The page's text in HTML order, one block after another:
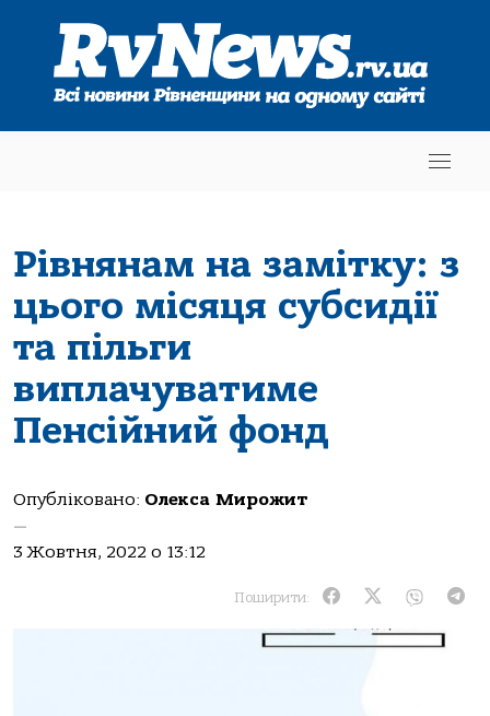
Рівнянам на замітку: з
цього місяця субсидії
та пільги
виплачуватиме
Пенсійний фонд
Опубліковано: Олекса Мирожит
—
3 Жовтня, 2022 о 13:12
Поширити: